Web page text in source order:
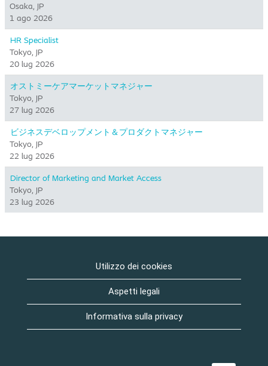
Osaka, JP
1 ago 2026
HR Specialist
Tokyo, JP
20 lug 2026
オストミーケアマーケットマネジャー
Tokyo, JP
27 lug 2026
ビジネスデベロップメント＆プロダクトマネジャー
Tokyo, JP
22 lug 2026
Director of Marketing and Market Access
Tokyo, JP
23 lug 2026
Utilizzo dei cookies
Aspetti legali
Informativa sulla privacy